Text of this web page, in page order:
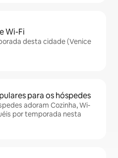
Wi-Fi
desta cidade (Venice
para os hóspedes
adoram Cozinha, Wi-
por temporada nesta